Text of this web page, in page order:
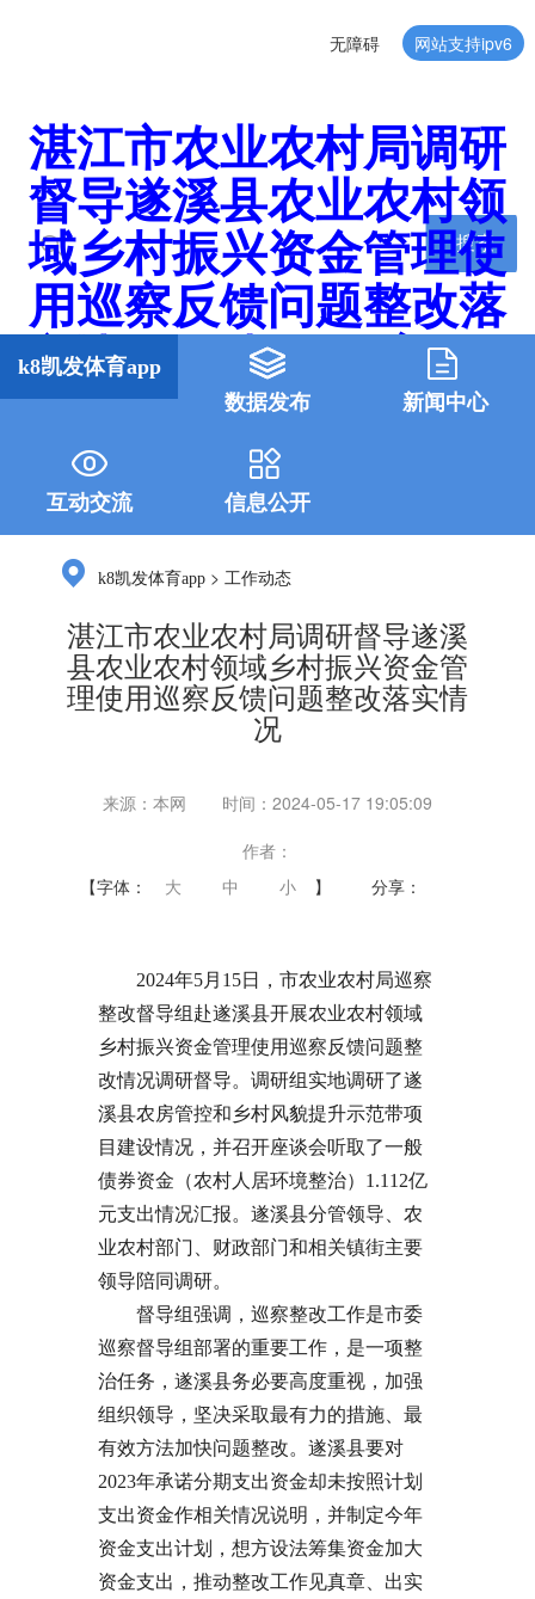
无障碍 网站支持ipv6
湛江市农业农村局调研
督导遂溪县农业农村领
域乡村振兴资金管理使
用巡察反馈问题整改落
实情况-k8凯发体育app
搜索
k8凯发体育app
数据发布
新闻中心
互动交流 信息公开
k8凯发体育app >工作动态
湛江市农业农村局调研督导遂溪
县农业农村领域乡村振兴资金管
理使用巡察反馈问题整改落实情
况
来源：本网
时间：2024-05-17 19:05:09
作者：
【字体：
大 中 小 】 分享：
2024年5月15日，市农业农村局巡察
整改督导组赴遂溪县开展农业农村领域
乡村振兴资金管理使用巡察反馈问题整
改情况调研督导。调研组实地调研了遂
溪县农房管控和乡村风貌提升示范带项
目建设情况，并召开座谈会听取了一般
债券资金（农村人居环境整治）1.112亿
元支出情况汇报。遂溪县分管领导、农
业农村部门、财政部门和相关镇街主要
领导陪同调研。
督导组强调，巡察整改工作是市委
巡察督导组部署的重要工作，是一项整
治任务，遂溪县务必要高度重视，加强
组织领导，坚决采取最有力的措施、最
有效方法加快问题整改。遂溪县要对
2023年承诺分期支出资金却未按照计划
支出资金作相关情况说明，并制定今年
资金支出计划，想方设法筹集资金加大
资金支出，推动整改工作见真章、出实